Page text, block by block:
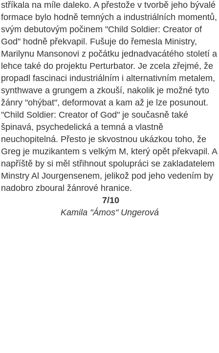
stříkala na míle daleko. A přestože v tvorbě jeho bývalé
formace bylo hodně temných a industriálních momentů,
svým debutovým počinem "Child Soldier: Creator of
God" hodně překvapil. Fušuje do řemesla Ministry,
Marilynu Mansonovi z počátku jednadvacátého století a
lehce také do projektu Perturbator. Je zcela zřejmé, že
propadl fascinaci industriálním i alternativním metalem,
synthwave a grungem a zkouší, nakolik je možné tyto
žánry "ohýbat", deformovat a kam až je lze posunout.
"Child Soldier: Creator of God" je současně také
špinavá, psychedelická a temná a vlastně
neuchopitelná. Přesto je skvostnou ukázkou toho, že
Greg je muzikantem s velkým M, který opět překvapil. A
napříště by si měl střihnout spolupráci se zakladatelem
Minstry Al Jourgensenem, jelikož pod jeho vedením by
nadobro zboural žánrové hranice.
7/10
Kamila "Ámos" Ungerová